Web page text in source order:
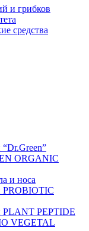
и грибков
средства
“Dr.Green”
ORGANIC
и носа
PROBIOTIC
PLANT PEPTIDE
VEGETAL